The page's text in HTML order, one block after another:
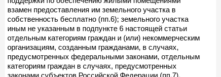
взамен предоставления им земельного участка в
собственность бесплатно (пп.6); земельного участка
иным не указанным в подпункте 6 настоящей статьи
отдельным категориям граждан и (или) некоммерческим
организациям, созданным гражданами, в случаях,
предусмотренных федеральными законами, отдельным
категориям граждан в случаях, предусмотренных
законами субъектов Российской Федерации (пп.7).